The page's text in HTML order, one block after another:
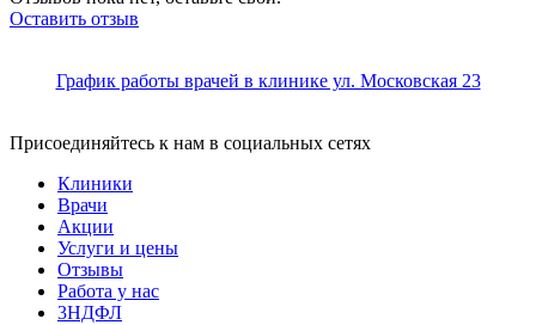
Оставить отзыв
График работы врачей в клинике ул. Московская 23
Присоединяйтесь к нам в социальных сетях
Клиники
Врачи
Акции
Услуги и цены
Отзывы
Работа у нас
3НДФЛ